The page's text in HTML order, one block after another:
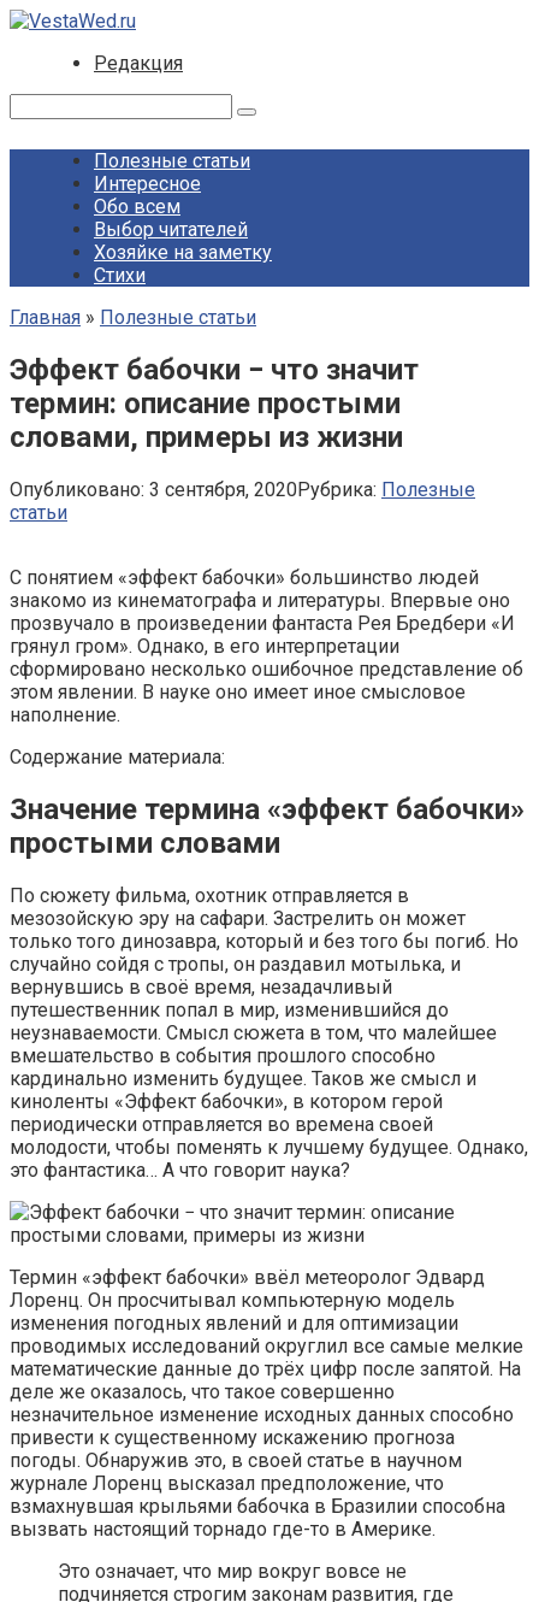
Перейти
контенту
Редакция
Полезные статьи
Интересное
Обо всем
Выбор читателей
Хозяйке на заметку
Стихи
Главная » Полезные статьи
Эффект бабочки − что значит
термин: описание простыми
словами, примеры из жизни
Опубликовано: 3 сентября, 2020Рубрика: Полезные
статьи
С понятием «эффект бабочки» большинство людей
знакомо из кинематографа и литературы. Впервые оно
прозвучало в произведении фантаста Рея Бредбери «И
грянул гром». Однако, в его интерпретации
сформировано несколько ошибочное представление об
этом явлении. В науке оно имеет иное смысловое
наполнение.
Содержание материала:
Значение термина «эффект бабочки»
простыми словами
По сюжету фильма, охотник отправляется в
мезозойскую эру на сафари. Застрелить он может
только того динозавра, который и без того бы погиб. Но
случайно сойдя с тропы, он раздавил мотылька, и
вернувшись в своё время, незадачливый
путешественник попал в мир, изменившийся до
неузнаваемости. Смысл сюжета в том, что малейшее
вмешательство в события прошлого способно
кардинально изменить будущее. Таков же смысл и
киноленты «Эффект бабочки», в котором герой
периодически отправляется во времена своей
молодости, чтобы поменять к лучшему будущее. Однако,
это фантастика… А что говорит наука?
Термин «эффект бабочки» ввёл метеоролог Эдвард
Лоренц. Он просчитывал компьютерную модель
изменения погодных явлений и для оптимизации
проводимых исследований округлил все самые мелкие
математические данные до трёх цифр после запятой. На
деле же оказалось, что такое совершенно
незначительное изменение исходных данных способно
привести к существенному искажению прогноза
погоды. Обнаружив это, в своей статье в научном
журнале Лоренц высказал предположение, что
взмахнувшая крыльями бабочка в Бразилии способна
вызвать настоящий торнадо где-то в Америке.
Это означает, что мир вокруг вовсе не
подчиняется строгим законам развития, где